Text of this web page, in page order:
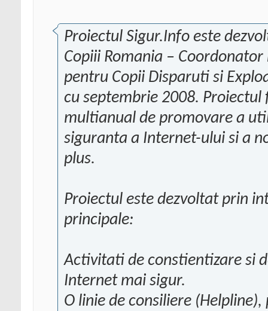
Proiectul Sigur.Info este
Copiii Romania –
pentru Copii Disparuti si
cu septembrie 2008.
multianual de promovare a
siguranta a Internet-ului si a
plus.
Proiectul este dezvoltat prin
principale:
Activitati de constientizare si
Internet mai sigur.
O linie de consiliere